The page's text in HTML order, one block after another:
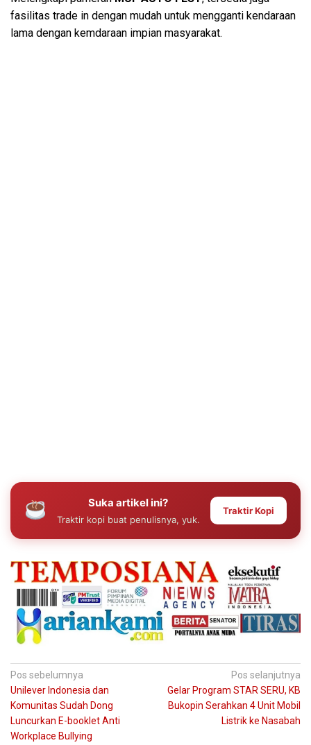
fasilitas trade in dengan mudah untuk mengganti kendaraan
lama dengan kemdaraan impian masyarakat.
Suka artikel ini?
Traktir kopi buat penulisnya, yuk.
Traktir Kopi
Navigasi
pos
Pos sebelumnya
Unilever Indonesia dan
Komunitas Sudah Dong
Luncurkan E-booklet Anti
Workplace Bullying
Pos selanjutnya
Gelar Program STAR SERU, KB
Bukopin Serahkan 4 Unit Mobil
Listrik ke Nasabah